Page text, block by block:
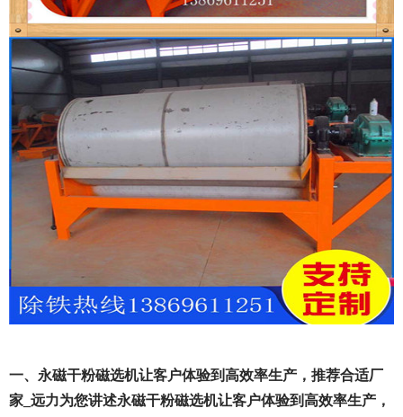
一、永磁干粉磁选机让客户体验到高效率生产，推荐合适厂
家_远力为您讲述永磁干粉磁选机让客户体验到高效率生产，